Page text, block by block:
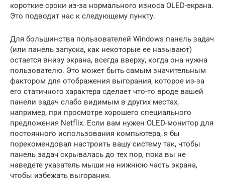
короткие сроки из-за нормального износа OLED-экрана.
Это подводит нас к следующему пункту.
Для большинства пользователей Windows панель задач
(или панель запуска, как некоторые ее называют)
остается внизу экрана, всегда вверху, когда она нужна
пользователю. Это может быть самым значительным
фактором для отображения выгорания, которое из-за
его статичного характера сделает что-то вроде вашей
панели задач слабо видимым в других местах,
например, при просмотре хорошего специального
предложения Netflix. Если вам нужен OLED-монитор для
постоянного использования компьютера, я бы
порекомендовал настроить вашу систему так, чтобы
панель задач скрывалась до тех пор, пока вы не
наведете указатель мыши на нижнюю часть экрана,
чтобы избежать выгорания.